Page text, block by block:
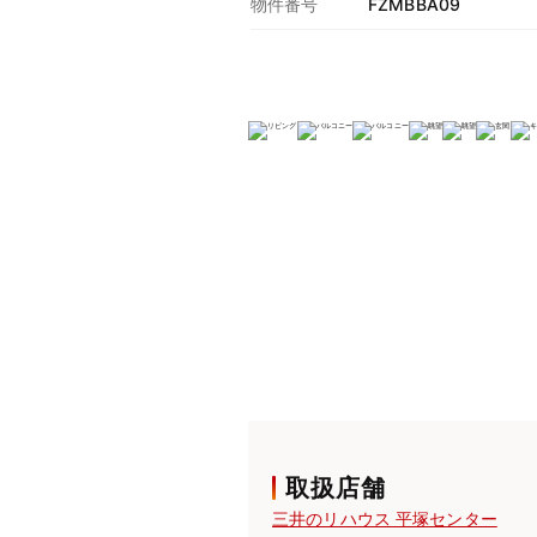
物件番号 FZMBBA09
取扱店舗
三井のリハウス 平塚センター